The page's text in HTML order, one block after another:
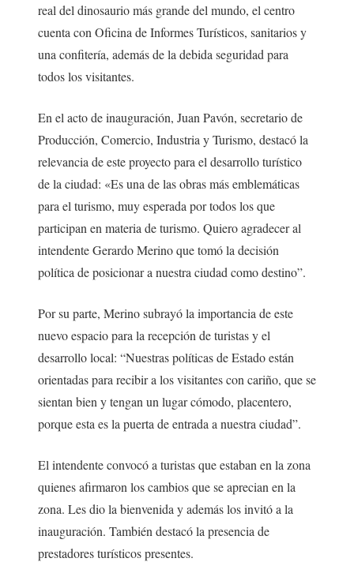
real del dinosaurio más grande del mundo, el centro
cuenta con Oficina de Informes Turísticos, sanitarios y
una confitería, además de la debida seguridad para
todos los visitantes.
En el acto de inauguración, Juan Pavón, secretario de
Producción, Comercio, Industria y Turismo, destacó la
relevancia de este proyecto para el desarrollo turístico
de la ciudad: «Es una de las obras más emblemáticas
para el turismo, muy esperada por todos los que
participan en materia de turismo. Quiero agradecer al
intendente Gerardo Merino que tomó la decisión
política de posicionar a nuestra ciudad como destino”.
Por su parte, Merino subrayó la importancia de este
nuevo espacio para la recepción de turistas y el
desarrollo local: “Nuestras políticas de Estado están
orientadas para recibir a los visitantes con cariño, que se
sientan bien y tengan un lugar cómodo, placentero,
porque esta es la puerta de entrada a nuestra ciudad”.
El intendente convocó a turistas que estaban en la zona
quienes afirmaron los cambios que se aprecian en la
zona. Les dio la bienvenida y además los invitó a la
inauguración. También destacó la presencia de
prestadores turísticos presentes.